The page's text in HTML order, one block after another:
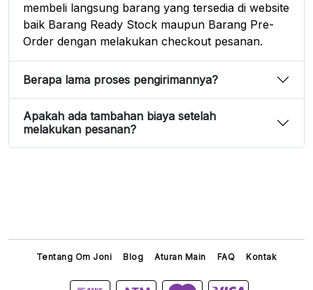
membeli langsung barang yang tersedia di website
baik Barang Ready Stock maupun Barang Pre-
Order dengan melakukan checkout pesanan.
Berapa lama proses pengirimannya?
Apakah ada tambahan biaya setelah
melakukan pesanan?
Tentang Om Joni Blog Aturan Main FAQ Kontak